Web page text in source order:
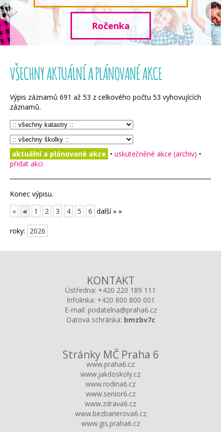
Ročenka
VŠECHNY AKTUÁLNÍ A PLÁNOVANÉ AKCE
Výpis záznamů 691 až 53 z celkového počtu 53 vyhovujících
záznamů.
aktuální a plánované akce • uskutečněné akce (archiv) •
přidat akci
Konec výpisu.
«
« 1 2 3 4 5 6 další » »
roky: 2026
KONTAKT
Ústředna: +420 220 189 111
Infolinka: +420 800 800 001
E-mail: podatelna@praha6.cz
Datová schránka: bmzbv7c
Stránky MČ Praha 6
www.praha6.cz
www.jakdoskoly.cz
www.rodina6.cz
www.senior6.cz
www.zdrava6.cz
www.bezbarierova6.cz
www.gis.praha6.cz